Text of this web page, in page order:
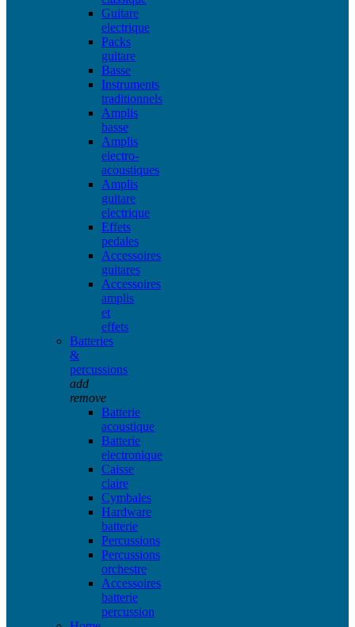
Guitare
electrique
Packs
guitare
Basse
Instruments
traditionnels
Amplis
basse
Amplis
electro-
acoustiques
Amplis
guitare
electrique
Effets
pedales
Accessoires
guitares
Accessoires
amplis
et
effets
Batteries
&
percussions
add
remove
Batterie
acoustique
Batterie
electronique
Caisse
claire
Cymbales
Hardware
batterie
Percussions
Percussions
orchestre
Accessoires
batterie
percussion